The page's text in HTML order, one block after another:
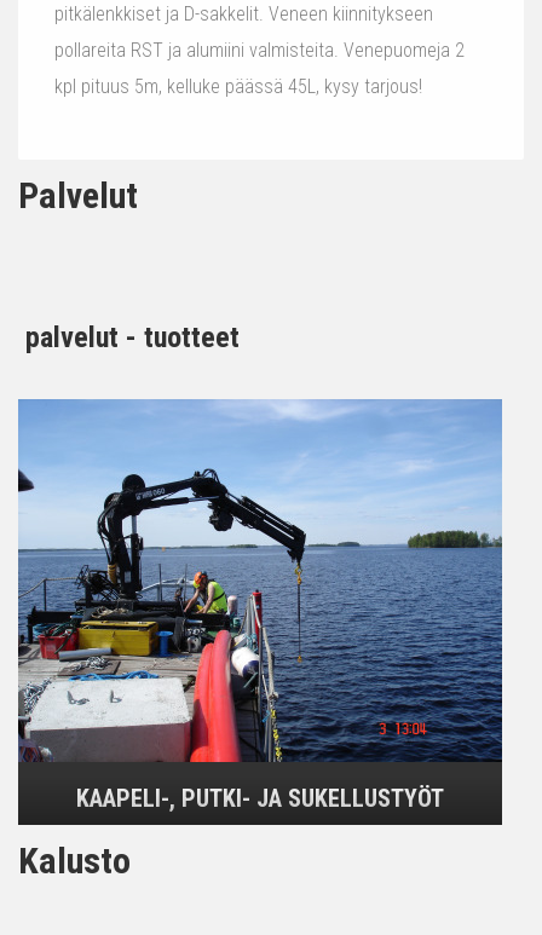
pitkälenkkiset ja D-sakkelit. Veneen kiinnitykseen
pollareita RST ja alumiini valmisteita. Venepuomeja 2
kpl pituus 5m, kelluke päässä 45L, kysy tarjous!
Palvelut
palvelut - tuotteet
KAAPELI-, PUTKI- JA SUKELLUSTYÖT
Kalusto